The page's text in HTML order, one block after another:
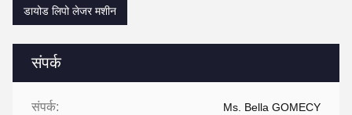
संपर्क
संपर्क: Ms. Bella GOMECY
डायोड लिपो लेजर मशीन